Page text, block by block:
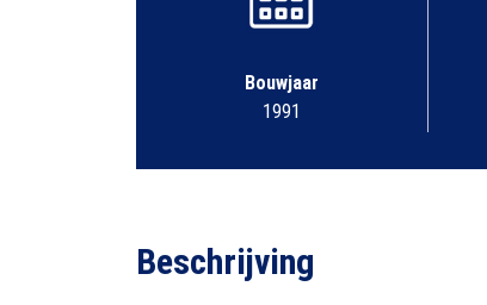
Bouwjaar
1991
Beschrijving